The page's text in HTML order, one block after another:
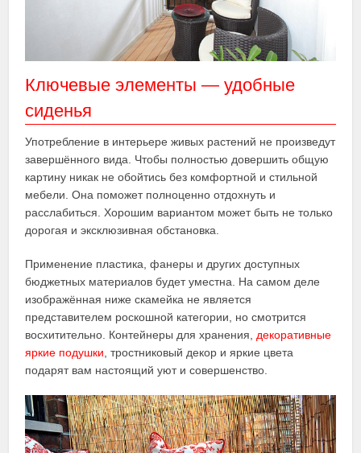
Ключевые элементы — удобные
сиденья
Употребление в интерьере живых растений не произведут
завершённого вида. Чтобы полностью довершить общую
картину никак не обойтись без комфортной и стильной
мебели. Она поможет полноценно отдохнуть и
расслабиться. Хорошим вариантом может быть не только
дорогая и эксклюзивная обстановка.
Применение пластика, фанеры и других доступных
бюджетных материалов будет уместна. На самом деле
изображённая ниже скамейка не является
представителем роскошной категории, но смотрится
восхитительно. Контейнеры для хранения, декоративные
яркие подушки , тростниковый декор и яркие цвета
подарят вам настоящий уют и совершенство.